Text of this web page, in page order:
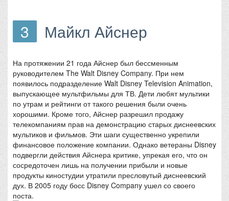
3 Майкл Айснер
На протяжении 21 года Айснер был бессменным
руководителем The Walt Disney Company. При нем
появилось подразделение Walt Disney Television Animation,
выпускающее мультфильмы для ТВ. Дети любят мультики
по утрам и рейтинги от такого решения были очень
хорошими. Кроме того, Айснер разрешил продажу
телекомпаниям прав на демонстрацию старых диснеевских
мультиков и фильмов. Эти шаги существенно укрепили
финансовое положение компании. Однако ветераны Disney
подвергли действия Айснера критике, упрекая его, что он
сосредоточен лишь на получении прибыли и новые
продукты киностудии утратили пресловутый диснеевский
дух. В 2005 году босс Disney Company ушел со своего
поста.